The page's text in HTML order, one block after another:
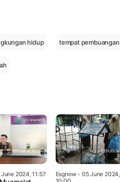
hidup tempat pembuangan
2024, 11:57 Esgnow- 05 June 2024,